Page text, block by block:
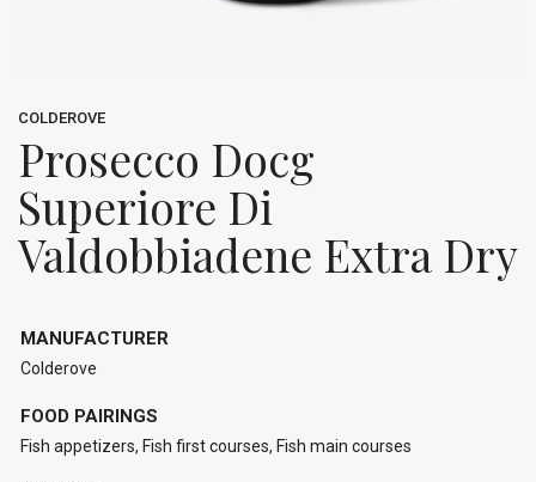
COLDEROVE
Prosecco Docg
Superiore Di
Valdobbiadene Extra Dry
MANUFACTURER
Colderove
FOOD PAIRINGS
Fish appetizers, Fish first courses, Fish main courses